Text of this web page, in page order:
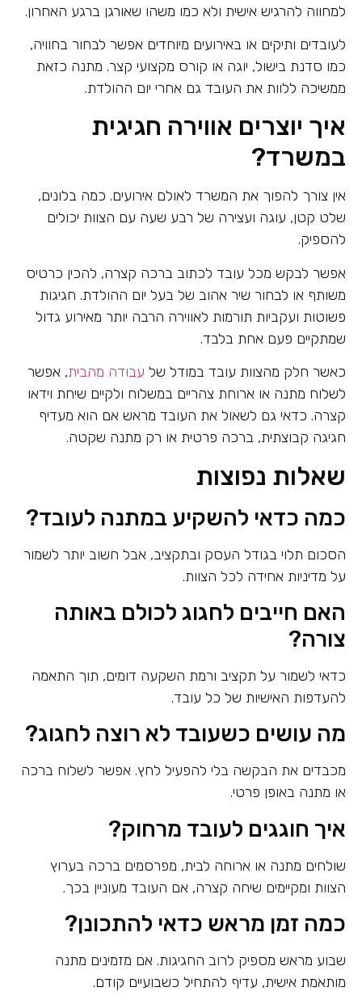
למחווה להרגיש אישית ולא כמו משהו שאורגן ברגע האחרון.
לעובדים ותיקים או באירועים מיוחדים אפשר לבחור בחוויה,
כמו סדנת בישול, יוגה או קורס מקצועי קצר. מתנה כזאת
ממשיכה ללוות את העובד גם אחרי יום ההולדת.
איך יוצרים אווירה חגיגית
במשרד?
אין צורך להפוך את המשרד לאולם אירועים. כמה בלונים,
שלט קטן, עוגה ועצירה של רבע שעה עם הצוות יכולים
להספיק.
אפשר לבקש מכל עובד לכתוב ברכה קצרה, להכין כרטיס
משותף או לבחור שיר אהוב של בעל יום ההולדת. חגיגות
פשוטות ועקביות תורמות לאווירה הרבה יותר מאירוע גדול
שמתקיים פעם אחת בלבד.
כאשר חלק מהצוות עובד במודל של עבודה מהבית, אפשר
לשלוח מתנה או ארוחת צהריים במשלוח ולקיים שיחת וידאו
קצרה. כדאי גם לשאול את העובד מראש אם הוא מעדיף
חגיגה קבוצתית, ברכה פרטית או רק מתנה שקטה.
שאלות נפוצות
כמה כדאי להשקיע במתנה לעובד?
הסכום תלוי בגודל העסק ובתקציב, אבל חשוב יותר לשמור
על מדיניות אחידה לכל הצוות.
האם חייבים לחגוג לכולם באותה
צורה?
כדאי לשמור על תקציב ורמת השקעה דומים, תוך התאמה
להעדפות האישיות של כל עובד.
מה עושים כשעובד לא רוצה לחגוג?
מכבדים את הבקשה בלי להפעיל לחץ. אפשר לשלוח ברכה
או מתנה באופן פרטי.
איך חוגגים לעובד מרחוק?
שולחים מתנה או ארוחה לבית, מפרסמים ברכה בערוץ
הצוות ומקיימים שיחה קצרה, אם העובד מעוניין בכך.
כמה זמן מראש כדאי להתכונן?
שבוע מראש מספיק לרוב החגיגות. אם מזמינים מתנה
מותאמת אישית, עדיף להתחיל כשבועיים קודם.